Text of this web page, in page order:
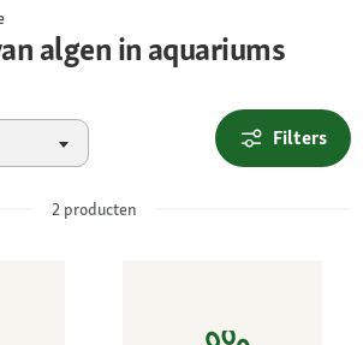
algen in aquariums
Filters
2producten